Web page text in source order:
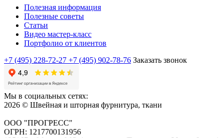
Полезная информация
Полезные советы
Статьи
Видео мастер-класс
Портфолио от клиентов
+7 (495) 228-72-27 +7 (495) 902-78-76 Заказать звонок
Мы в социальных сетях:
2026 © Швейная и шторная фурнитура, ткани
ООО "ПРОГРЕСС"
ОГРН: 1217700131956